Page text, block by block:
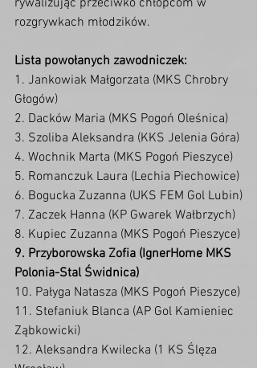
rywalizując przeciwko chłopcom w
rozgrywkach młodzików.
Lista powołanych zawodniczek:
1. Jankowiak Małgorzata (MKS Chrobry
Głogów)
2. Dacków Maria (MKS Pogoń Oleśnica)
3. Szoliba Aleksandra (KKS Jelenia Góra)
4. Wochnik Marta (MKS Pogoń Pieszyce)
5. Romanczuk Laura (Lechia Piechowice)
6. Bogucka Zuzanna (UKS FEM Gol Lubin)
7. Zaczek Hanna (KP Gwarek Wałbrzych)
8. Kupiec Zuzanna (MKS Pogoń Pieszyce)
9. Przyborowska Zofia (IgnerHome MKS
Polonia-Stal Świdnica)
10. Pałyga Natasza (MKS Pogoń Pieszyce)
11. Stefaniuk Blanca (AP Gol Kamieniec
Ząbkowicki)
12. Aleksandra Kwilecka (1 KS Ślęza